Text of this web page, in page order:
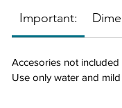
Important:
Accesories not included
Use only water and